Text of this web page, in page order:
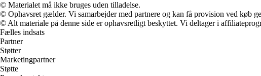
© Materialet må ikke bruges uden tilladelse.
© Ophavsret gælder. Vi samarbejder med partnere og kan få provision ved køb
© Alt materiale på denne side er ophavsretligt beskyttet. Vi deltager i
Fælles indsats
Partner
Støtter
Marketingpartner
Støtte